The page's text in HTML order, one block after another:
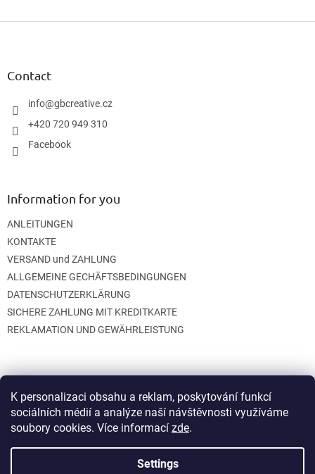
K personalizaci obsahu a reklam, poskytování funkcí
sociálních médií a analýze naší návštěvnosti využíváme
soubory cookies. Více informací zde.
Settings
F
Contact
info@gbcreative.cz
+420 720 949 310
Facebook
Information for you
ANLEITUNGEN
KONTAKTE
VERSAND und ZAHLUNG
ALLGEMEINE GECHÄFTSBEDINGUNGEN
DATENSCHUTZERKLÄRUNG
SICHERE ZAHLUNG MIT KREDITKARTE
REKLAMATION UND GEWÄHRLEISTUNG